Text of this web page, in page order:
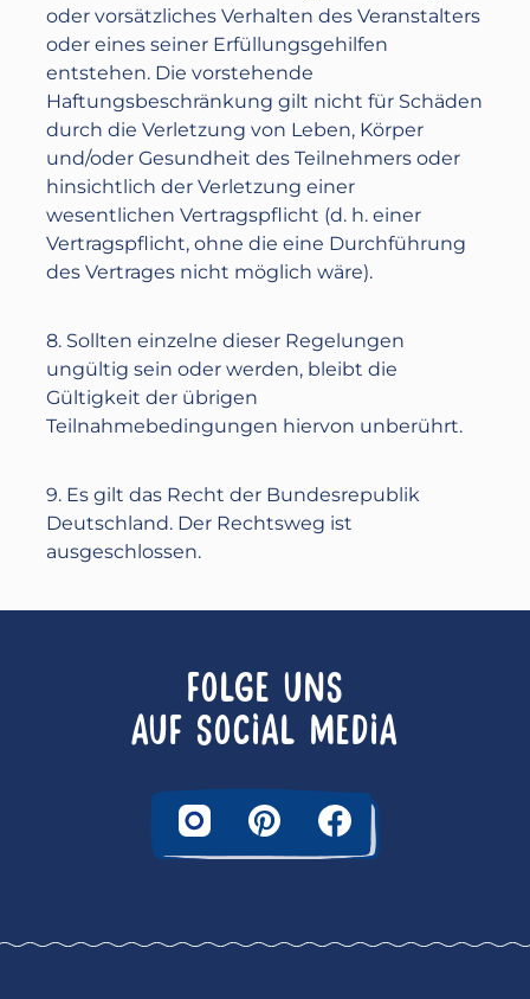
oder vorsätzliches Verhalten des Veranstalters
oder eines seiner Erfüllungsgehilfen
entstehen. Die vorstehende
Haftungsbeschränkung gilt nicht für Schäden
durch die Verletzung von Leben, Körper
und/oder Gesundheit des Teilnehmers oder
hinsichtlich der Verletzung einer
wesentlichen Vertragspflicht (d. h. einer
Vertragspflicht, ohne die eine Durchführung
des Vertrages nicht möglich wäre).
8. Sollten einzelne dieser Regelungen
ungültig sein oder werden, bleibt die
Gültigkeit der übrigen
Teilnahmebedingungen hiervon unberührt.
9. Es gilt das Recht der Bundesrepublik
Deutschland. Der Rechtsweg ist
ausgeschlossen.
FOLGE UNS
AUF SOCIAL MEDIA